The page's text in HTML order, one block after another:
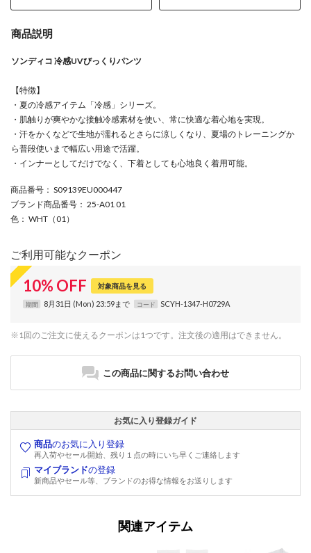
商品説明
ソンディコ 冷感UVびっくりパンツ
【特徴】
・夏の冷感アイテム「冷感」シリーズ。
・肌触りが爽やかな接触冷感素材を使い、常に快適な着心地を実現。
・汗をかくなどで生地が濡れるとさらに涼しくなり、夏場のトレーニングか
ら普段使いまで幅広い用途で活躍。
・インナーとしてだけでなく、下着としても心地良く着用可能。
商品番号 ： S09139EU000447
ブランド商品番号 ： 25-A01 01
色 ： WHT（01）
ご利用可能なクーポン
10% OFF 対象商品を見る
期間 8月31日 (Mon) 23:59まで コード SCYH-1347-H0729A
※1回のご注文に使えるクーポンは1つです。注文後の適用はできません。
この商品に関するお問い合わせ
お気に入り登録ガイド
商品のお気に入り登録
再入荷やセール開始、残り１点の時にいち早くご連絡します
マイブランドの登録
新商品やセール等、ブランドのお得な情報をお送りします
関連アイテム